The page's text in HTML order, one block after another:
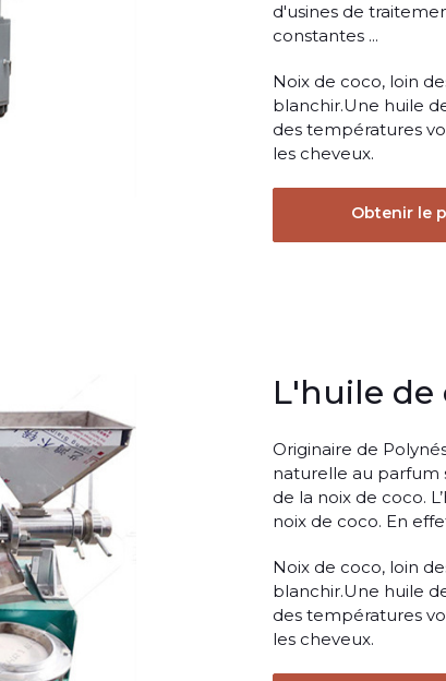
d'usines de
constantes ...
Noix de coco, loin
blanchir.Une huile
des températures
les cheveux.
Obtenir le
L'huile de
Originaire de
naturelle au parfum
de la noix de coco.
noix de coco. En
Noix de coco, loin
blanchir.Une huile
des températures
les cheveux.